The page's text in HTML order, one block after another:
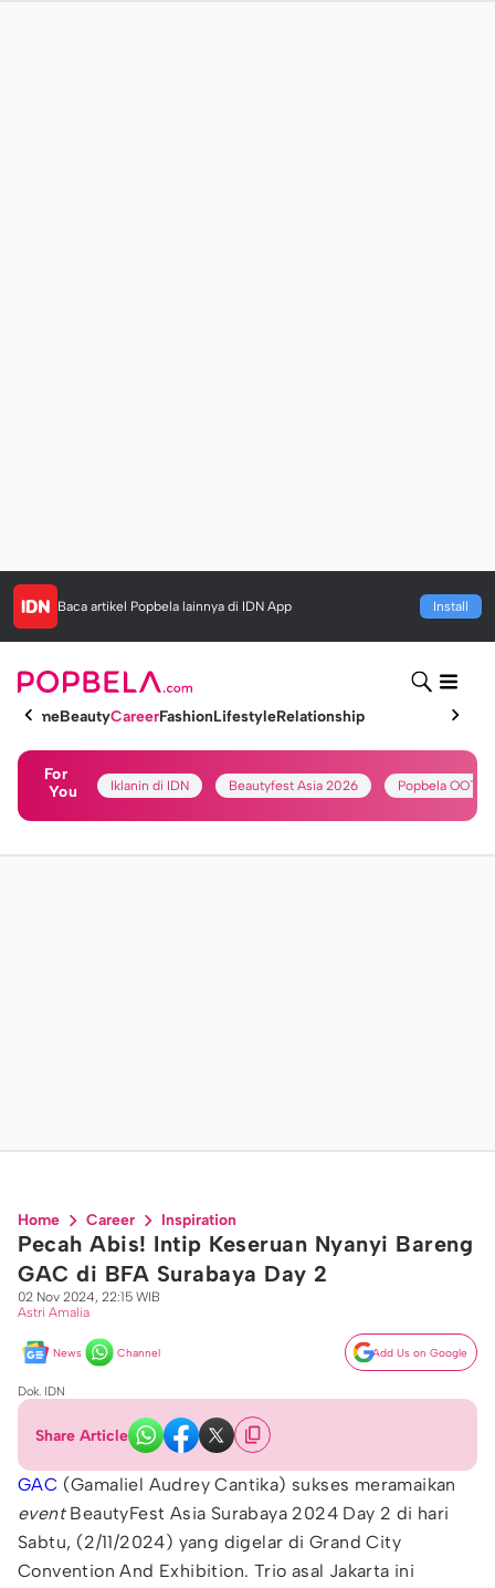
Baca artikel Popbela lainnya di IDN App Install
HomeBeautyCareerFashionLifestyleRelationship
For
You
Iklanin di IDN Beautyfest Asia 2026 Popbela OOTD
Home Career Inspiration
Pecah Abis! Intip Keseruan Nyanyi Bareng
GAC di BFA Surabaya Day 2
02 Nov 2024, 22:15 WIB
Astri Amalia
News Channel Add Us on Google
Dok. IDN
Share Article
GAC (Gamaliel Audrey Cantika) sukses meramaikan
eventBeautyFest Asia Surabaya 2024 Day 2 di hari
Sabtu, (2/11/2024) yang digelar di Grand City
Convention And Exhibition. Trio asal Jakarta ini